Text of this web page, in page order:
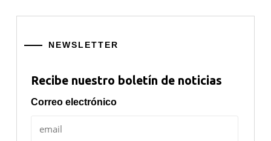
NEWSLETTER
Recibe nuestro boletín de noticias
Correo electrónico